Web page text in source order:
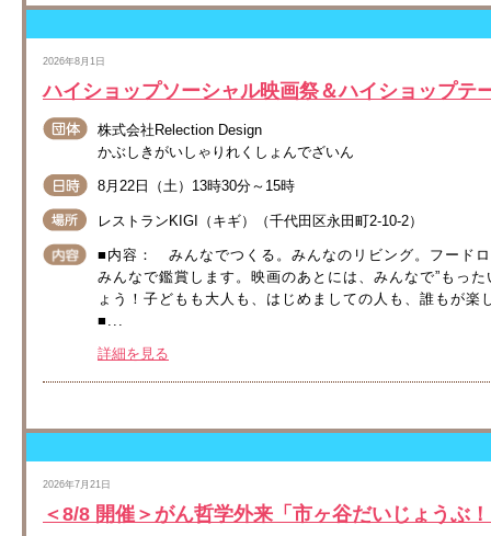
2026年8月1日
ハイショップソーシャル映画祭＆ハイショップテ
株式会社Relection Design
かぶしきがいしゃりれくしょんでざいん
8月22日（土）13時30分～15時
レストランKIGI（キギ）（千代田区永田町2-10-2）
■内容： みんなでつくる。みんなのリビング。フード
みんなで鑑賞します。映画のあとには、みんなで”もっ
ょう！子どもも大人も、はじめましての人も、誰もが
■...
詳細を見る
2026年7月21日
＜8/8 開催＞がん哲学外来「市ヶ谷だいじょうぶ